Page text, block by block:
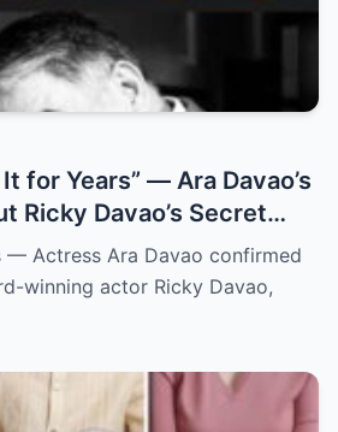
for Years” — Ara Davao’s
Ricky Davao’s Secret
Leaves Everyone
— Actress Ara Davao confirmed
winning actor Ricky Davao,